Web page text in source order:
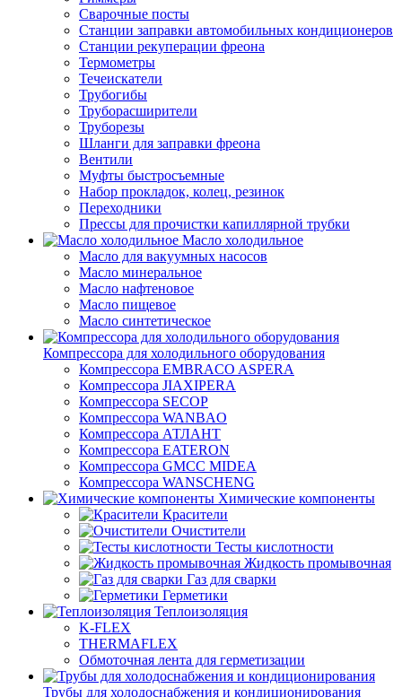
Сварочные посты
Станции заправки автомобильных кондиционеров
Станции рекуперации фреона
Термометры
Течеискатели
Трубогибы
Труборасширители
Труборезы
Шланги для заправки фреона
Вентили
Муфты быстросъемные
Набор прокладок, колец, резинок
Переходники
Прессы для прочистки капиллярной трубки
Масло холодильное
Масло для вакуумных насосов
Масло минеральное
Масло нафтеновое
Масло пищевое
Масло синтетическое
Компрессора для холодильного оборудования
Компрессора EMBRACO ASPERA
Компрессора JIAXIPERA
Компрессора SECOP
Компрессора WANBAO
Компрессора АТЛАНТ
Компрессора EATERON
Компрессора GMCC MIDEA
Компрессора WANSCHENG
Химические компоненты
Красители
Очистители
Тесты кислотности
Жидкость промывочная
Газ для сварки
Герметики
Теплоизоляция
K-FLEX
THERMAFLEX
Обмоточная лента для герметизации
Трубы для холодоснабжения и кондиционирования